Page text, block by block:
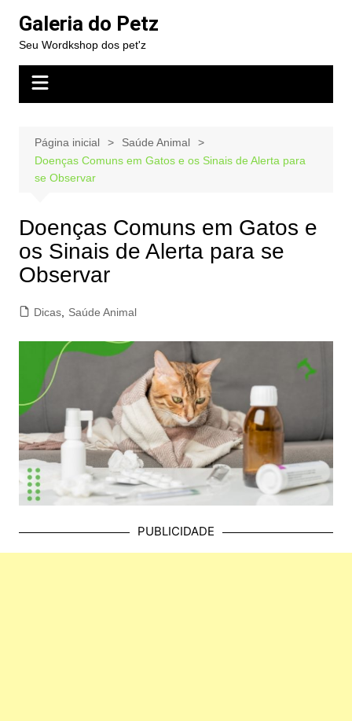
para
conteúdo
Galeria do Petz
Seu Wordkshop dos pet'z
Página inicial
Saúde Animal
Doenças Comuns em Gatos e os Sinais de Alerta para
se Observar
Doenças Comuns em Gatos e
os Sinais de Alerta para se
Observar
Dicas, Saúde Animal
PUBLICIDADE